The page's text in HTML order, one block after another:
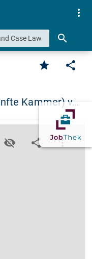
search
more_vert
star share
Kammer) v…
visibility_off share more_vert